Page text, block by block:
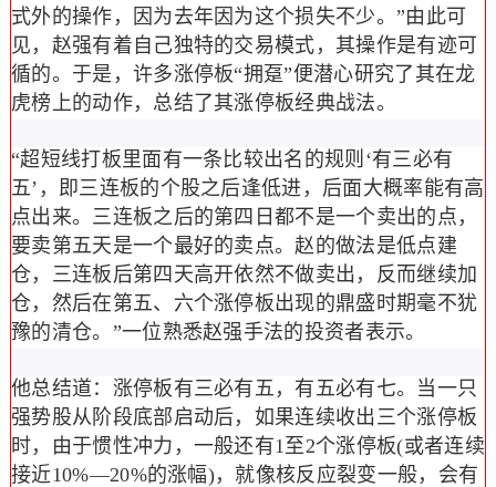
式外的操作，因为去年因为这个损失不少。”由此可
见，赵强有着自己独特的交易模式，其操作是有迹可
循的。于是，许多涨停板“拥趸”便潜心研究了其在龙
虎榜上的动作，总结了其涨停板经典战法。
“超短线打板里面有一条比较出名的规则‘有三必有
五’，即三连板的个股之后逢低进，后面大概率能有高
点出来。三连板之后的第四日都不是一个卖出的点，
要卖第五天是一个最好的卖点。赵的做法是低点建
仓，三连板后第四天高开依然不做卖出，反而继续加
仓，然后在第五、六个涨停板出现的鼎盛时期毫不犹
豫的清仓。”一位熟悉赵强手法的投资者表示。
他总结道： 涨停板有三必有五，有五必有七。当一只
强势股从阶段底部启动后，如果连续收出三个涨停板
时，由于惯性冲力，一般还有1至2个涨停板(或者连续
接近10%—20%的涨幅)，就像核反应裂变一般，会有